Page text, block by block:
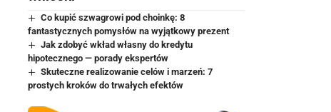
Co kupić szwagrowi pod choinkę: 8
fantastycznych pomysłów na wyjątkowy prezent
Jak zdobyć wkład własny do kredytu
hipotecznego — porady ekspertów
Skuteczne realizowanie celów i marzeń: 7
prostych kroków do trwałych efektów